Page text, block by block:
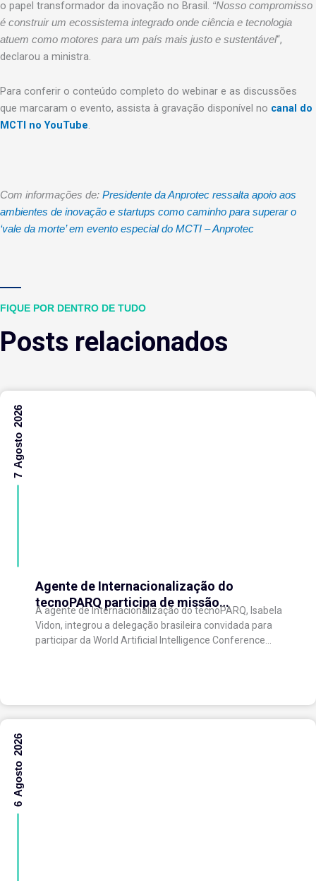
o papel transformador da inovação no Brasil. “Nosso compromisso
é construir um ecossistema integrado onde ciência e tecnologia
atuem como motores para um país mais justo e sustentável“,
declarou a ministra.
Para conferir o conteúdo completo do webinar e as discussões
que marcaram o evento, assista à gravação disponível no canal do
MCTI no YouTube.
Com informações de: Presidente da Anprotec ressalta apoio aos
ambientes de inovação e startups como caminho para superar o
‘vale da morte’ em evento especial do MCTI – Anprotec
FIQUE POR DENTRO DE TUDO
Posts relacionados
Agente de Internacionalização do
tecnoPARQ participa de missão
internacional na China e fortalece conexões
com o ecossistema de inovação
A agente de Internacionalização do tecnoPARQ, Isabela
Vidon, integrou a delegação brasileira convidada para
participar da World Artificial Intelligence Conference
7 Agosto 2026
6 Agosto 2026